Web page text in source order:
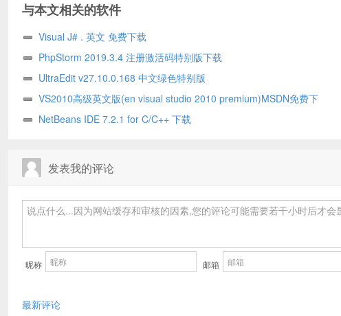
与本文相关的软件
Visual J# . 英文 免费下载
PhpStorm 2019.3.4 注册激活码特别版下载
UltraEdit v27.10.0.168 中文绿色特别版
VS2010高级英文版(en visual studio 2010 premium)MSDN免费下
载 NetBeans IDE 7.2.1 for C/C++ 下载
发表我的评论
昵称 邮箱
最新评论